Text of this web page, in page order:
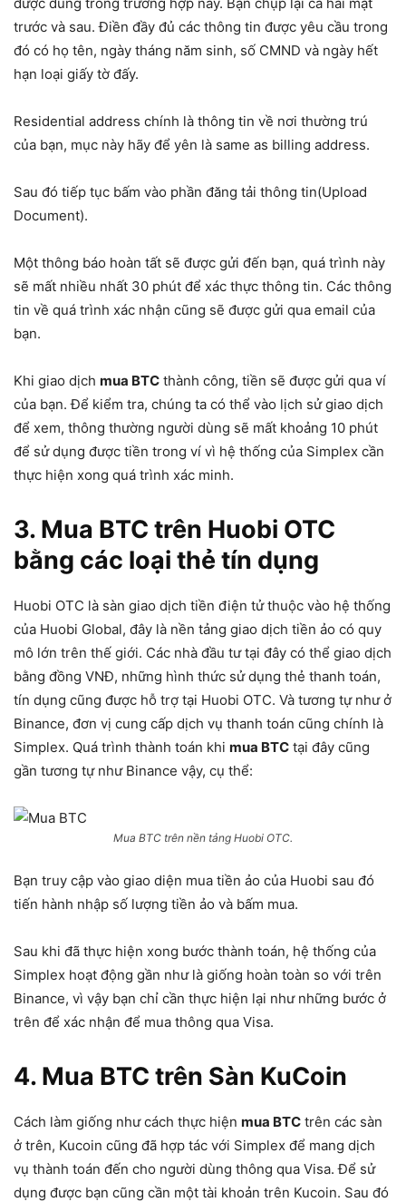
trước và sau. Điền đầy đủ các thông tin được yêu cầu trong
đó có họ tên, ngày tháng năm sinh, số CMND và ngày hết
hạn loại giấy tờ đấy.
Residential address chính là thông tin về nơi thường trú
của bạn, mục này hãy để yên là same as billing address.
Sau đó tiếp tục bấm vào phần đăng tải thông tin(Upload
Document).
Một thông báo hoàn tất sẽ được gửi đến bạn, quá trình này
sẽ mất nhiều nhất 30 phút để xác thực thông tin. Các thông
tin về quá trình xác nhận cũng sẽ được gửi qua email của
bạn.
Khi giao dịch mua BTC thành công, tiền sẽ được gửi qua ví
của bạn. Để kiểm tra, chúng ta có thể vào lịch sử giao dịch
để xem, thông thường người dùng sẽ mất khoảng 10 phút
để sử dụng được tiền trong ví vì hệ thống của Simplex cần
thực hiện xong quá trình xác minh.
3. Mua BTC trên Huobi OTC
bằng các loại thẻ tín dụng
Huobi OTC là sàn giao dịch tiền điện tử thuộc vào hệ thống
của Huobi Global, đây là nền tảng giao dịch tiền ảo có quy
mô lớn trên thế giới. Các nhà đầu tư tại đây có thể giao dịch
bằng đồng VNĐ, những hình thức sử dụng thẻ thanh toán,
tín dụng cũng được hỗ trợ tại Huobi OTC. Và tương tự như ở
Binance, đơn vị cung cấp dịch vụ thanh toán cũng chính là
Simplex. Quá trình thành toán khi mua BTC tại đây cũng
gần tương tự như Binance vậy, cụ thể:
Mua BTC trên nền tảng Huobi OTC.
Bạn truy cập vào giao diện mua tiền ảo của Huobi sau đó
tiến hành nhập số lượng tiền ảo và bấm mua.
Sau khi đã thực hiện xong bước thành toán, hệ thống của
Simplex hoạt động gần như là giống hoàn toàn so với trên
Binance, vì vậy bạn chỉ cần thực hiện lại như những bước ở
trên để xác nhận để mua thông qua Visa.
4. Mua BTC trên Sàn KuCoin
Cách làm giống như cách thực hiện mua BTC trên các sàn
ở trên, Kucoin cũng đã hợp tác với Simplex để mang dịch
vụ thành toán đến cho người dùng thông qua Visa. Để sử
dụng được bạn cũng cần một tài khoản trên Kucoin. Sau đó